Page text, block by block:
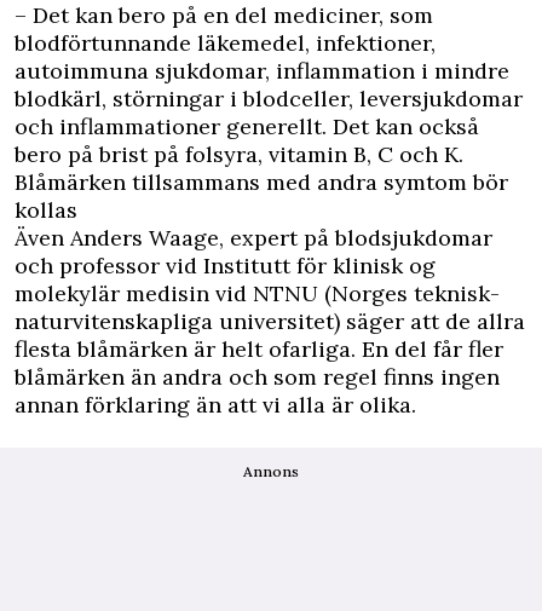
– Det kan bero på en del mediciner, som
blodförtunnande läkemedel, infektioner,
autoimmuna sjukdomar, inflammation i mindre
blodkärl, störningar i blodceller, leversjukdomar
och inflammationer generellt. Det kan också
bero på brist på folsyra, vitamin B, C och K.
Blåmärken tillsammans med andra symtom bör
kollas
Även Anders Waage, expert på blodsjukdomar
och professor vid Institutt för klinisk og
molekylär medisin vid NTNU (Norges teknisk-
naturvitenskapliga universitet) säger att de allra
flesta blåmärken är helt ofarliga. En del får fler
blåmärken än andra och som regel finns ingen
annan förklaring än att vi alla är olika.
Annons